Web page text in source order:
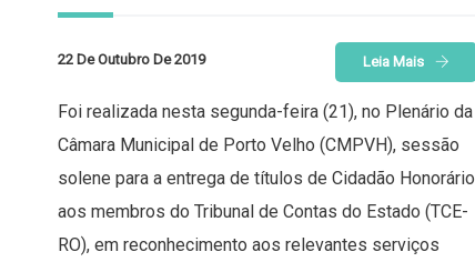
22 De Outubro De 2019 Leia Mais
Foi realizada nesta segunda-feira (21), no Plenário da
Câmara Municipal de Porto Velho (CMPVH), sessão
solene para a entrega de títulos de Cidadão Honorário
aos membros do Tribunal de Contas do Estado (TCE-
RO), em reconhecimento aos relevantes serviços